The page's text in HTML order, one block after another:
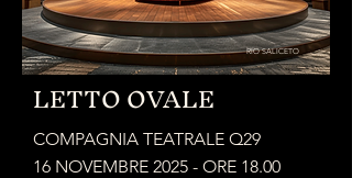
RIO SALICETO
LETTO OVALE
COMPAGNIA TEATRALE Q29
16 NOVEMBRE 2025 - ORE 18.00